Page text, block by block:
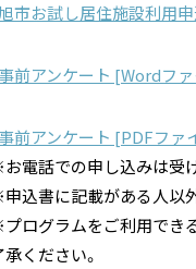
市お試し居住施設利用
前アンケート [Wordフ
前アンケート [PDFファ
電話での申し込みは受
込書に記載がある人以
ログラムをご利用でき
ください。